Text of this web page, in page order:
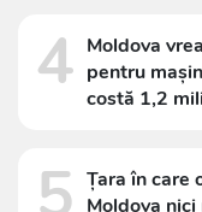
4 Moldova
pentru
costă 1,2
Țara în care
Moldova